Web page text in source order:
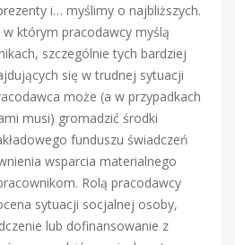
i… myślimy o najbliższych.
którym pracodawcy myślą
szczególnie tych bardziej
się w trudnej sytuacji
może (a w przypadkach
musi) gromadzić środki
funduszu świadczeń
wsparcia materialnego
Rolą pracodawcy
sytuacji socjalnej osoby,
lub dofinansowanie z